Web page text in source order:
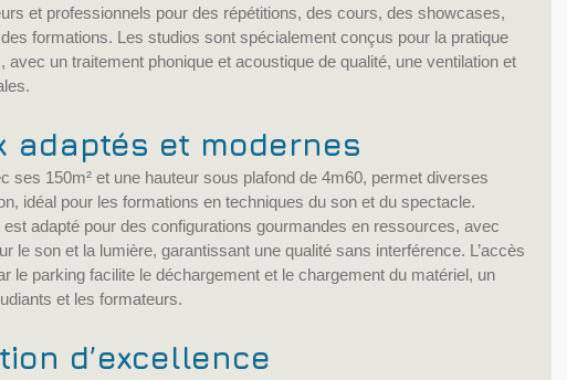
et professionnels pour des répétitions, des cours, des showcases,
formations. Les studios sont spécialement conçus pour la pratique
avec un traitement phonique et acoustique de qualité, une ventilation et
adaptés et modernes
ses 150m² et une hauteur sous plafond de 4m60, permet diverses
idéal pour les formations en techniques du son et du spectacle.
est adapté pour des configurations gourmandes en ressources, avec
le son et la lumière, garantissant une qualité sans interférence. L’accès
le parking facilite le déchargement et le chargement du matériel, un
et les formateurs.
d’excellence